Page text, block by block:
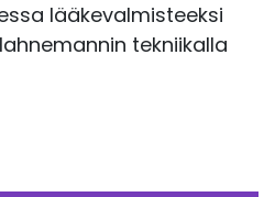
lääkevalmisteeksi
tekniikalla